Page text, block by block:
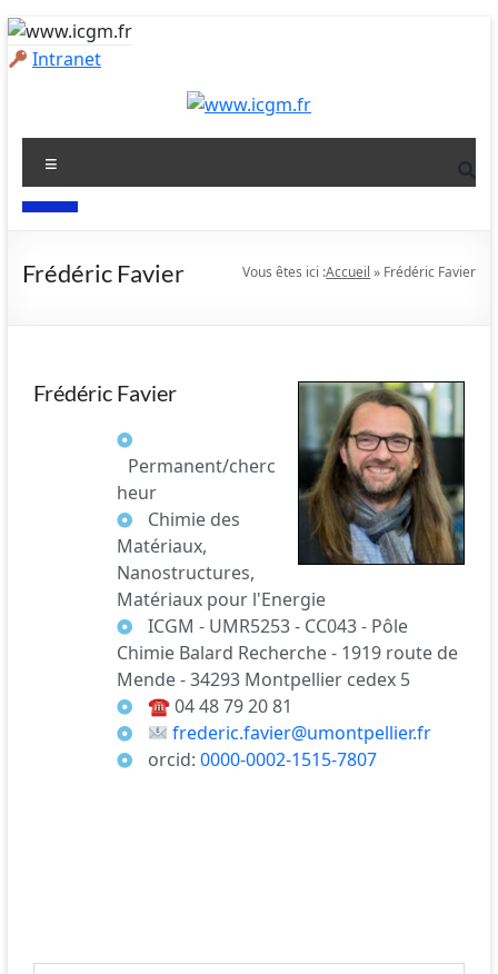
Intranet
Frédéric Favier Vous êtes ici :Accueil » Frédéric Favier
Frédéric Favier
Permanent/cherc
heur
Chimie des
Matériaux,
Nanostructures,
Matériaux pour l'Energie
ICGM - UMR5253 - CC043 - Pôle
Chimie Balard Recherche - 1919 route de
Mende - 34293 Montpellier cedex 5
☎04 48 79 20 81
frederic.favier@umontpellier.fr
orcid: 0000-0002-1515-7807